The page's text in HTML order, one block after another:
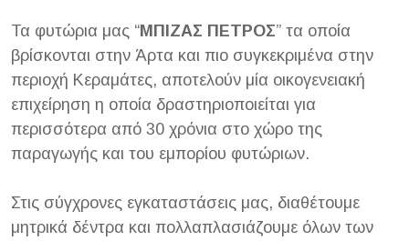
Τα φυτώρια μας “ΜΠΙΖΑΣ ΠΕΤΡΟΣ” τα οποία
βρίσκονται στην Άρτα και πιο συγκεκριμένα στην
περιοχή Κεραμάτες, αποτελούν μία οικογενειακή
επιχείρηση η οποία δραστηριοποιείται για
περισσότερα από 30 χρόνια στο χώρο της
παραγωγής και του εμπορίου φυτώριων.
Στις σύγχρονες εγκαταστάσεις μας, διαθέτουμε
μητρικά δέντρα και πολλαπλασιάζουμε όλων των